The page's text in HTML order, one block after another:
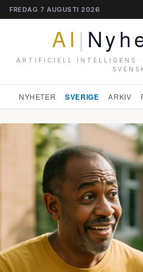
FREDAG 7 AUGUSTI 2026
AI |
ARTIFICIELL INTELLIGENS
NYHETER SVERIGE ARKIV